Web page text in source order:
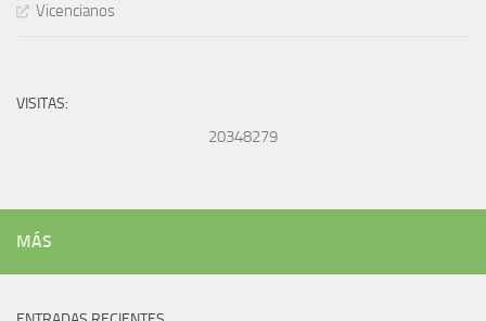
Vicencianos
VISITAS:
20348279
MÁS